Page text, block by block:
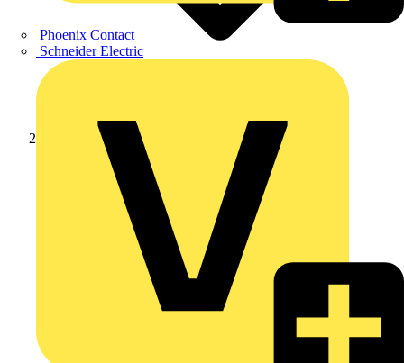
Phoenix Contact
Schneider Electric